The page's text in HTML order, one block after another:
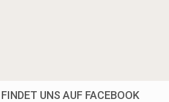
FINDET UNS AUF FACEBOOK